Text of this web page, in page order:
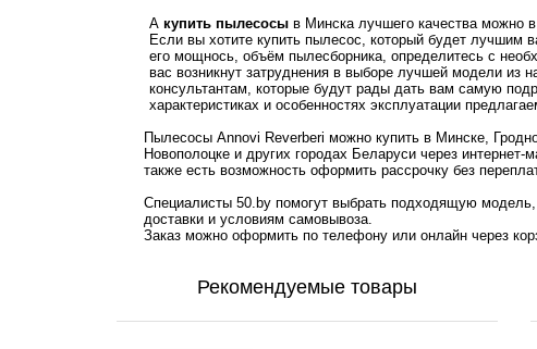
А купить пылесосы в Минска лучшего качества можно в
Если вы хотите купить пылесос, который будет лучшим
его мощнось, объём пылесборника, определитесь с
вас возникнут затруднения в выборе лучшей модели из
консультантам, которые будут рады дать вам самую
характеристиках и особенностях эксплуатации
Пылесосы Annovi Reverberi можно купить в Минске,
Новополоцке и других городах Беларуси через
также есть возможность оформить рассрочку без
Специалисты 50.by помогут выбрать подходящую модель,
доставки и условиям самовывоза.
Заказ можно оформить по телефону или онлайн через
Рекомендуемые товары